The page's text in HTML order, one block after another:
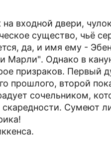
входной двери,
существо, чьё
да, и имя ему -
Марли". Однако в
призраков. Первый
прошлого, второй
сочельником,
скаредности. Сумеют